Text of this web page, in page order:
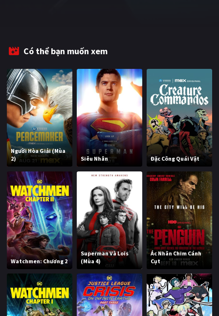
Có thể bạn muốn xem
Người Hòa Giải (Mùa
2)
Siêu Nhân Đặc Công Quái Vật
Watchmen: Chương 2
Superman Và Lois
(Mùa 4)
Ác Nhân Chim Cánh
Cụt